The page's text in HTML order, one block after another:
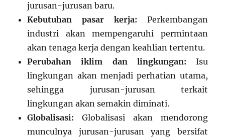
jurusan-jurusan baru.
Kebutuhan pasar kerja: Perkembangan
industri akan mempengaruhi permintaan
akan tenaga kerja dengan keahlian tertentu.
Perubahan iklim dan lingkungan: Isu
lingkungan akan menjadi perhatian utama,
sehingga jurusan-jurusan terkait
lingkungan akan semakin diminati.
Globalisasi: Globalisasi akan mendorong
munculnya jurusan-jurusan yang bersifat